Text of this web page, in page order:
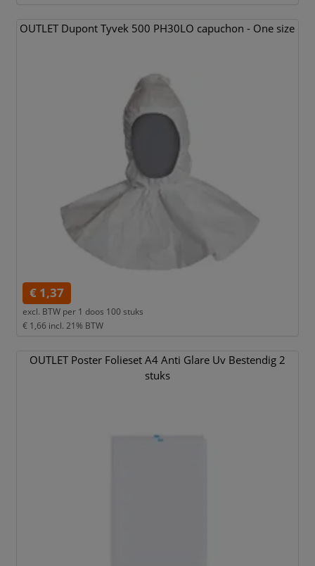
OUTLET Dupont Tyvek 500 PH30LO capuchon - One size
€ 1,37
excl. BTW per 1 doos 100 stuks
€ 1,66 incl. 21% BTW
OUTLET Poster Folieset A4 Anti Glare Uv Bestendig 2
stuks